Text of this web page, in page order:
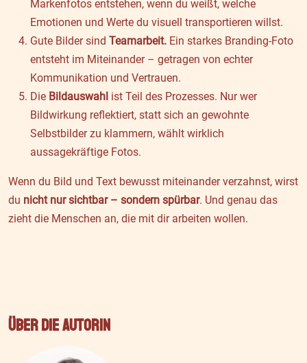
Markenfotos entstehen, wenn du weißt, welche
Emotionen und Werte du visuell transportieren willst.
Gute Bilder sind Teamarbeit. Ein starkes Branding-Foto
entsteht im Miteinander – getragen von echter
Kommunikation und Vertrauen.
Die Bildauswahl ist Teil des Prozesses. Nur wer
Bildwirkung reflektiert, statt sich an gewohnte
Selbstbilder zu klammern, wählt wirklich
aussagekräftige Fotos.
Wenn du Bild und Text bewusst miteinander verzahnst, wirst
du nicht nur sichtbar – sondern spürbar. Und genau das
zieht die Menschen an, die mit dir arbeiten wollen.
Über die Autorin